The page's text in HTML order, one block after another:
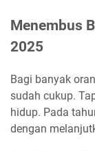
Menembus
2025
Bagi banyak
sudah cukup.
hidup. Pada
dengan